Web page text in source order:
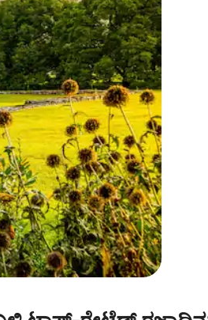
ಮೂಲಕ ಅನ್ವೇಷಿಸಿ.